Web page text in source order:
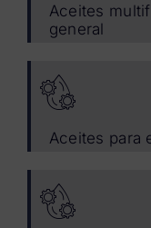
Aceites
general
Aceites para